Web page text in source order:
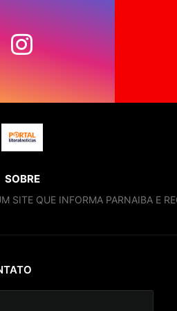
SOBRE
SITE QUE INFORMA PARNAIBA E